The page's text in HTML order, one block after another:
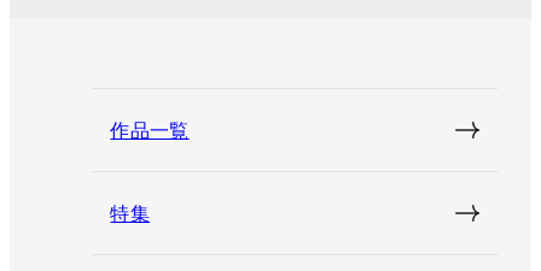
作品一覧
特集